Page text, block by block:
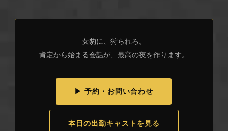
女豹に、狩られろ。
肯定から始まる会話が、最高の夜を作ります。
▶ 予約・お問い合わせ
本日の出勤キャストを見る